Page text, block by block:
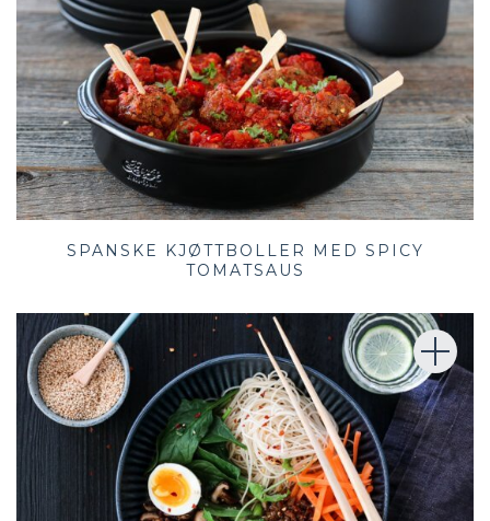
SPANSKE KJØTTBOLLER MED SPICY
TOMATSAUS